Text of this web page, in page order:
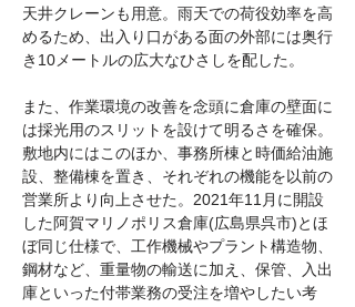
天井クレーンも用意。雨天での荷役効率を高
めるため、出入り口がある面の外部には奥行
き10メートルの広大なひさしを配した。
また、作業環境の改善を念頭に倉庫の壁面に
は採光用のスリットを設けて明るさを確保。
敷地内にはこのほか、事務所棟と時価給油施
設、整備棟を置き、それぞれの機能を以前の
営業所より向上させた。2021年11月に開設
した阿賀マリノポリス倉庫(広島県呉市)とほ
ぼ同じ仕様で、工作機械やプラント構造物、
鋼材など、重量物の輸送に加え、保管、入出
庫といった付帯業務の受注を増やしたい考